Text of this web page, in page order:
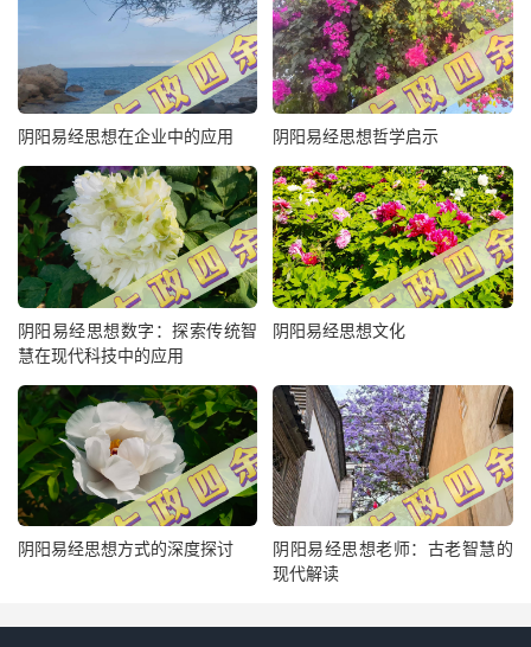
阴阳易经思想在企业中的应用 阴阳易经思想哲学启示
阴阳易经思想数字：探索传统智
慧在现代科技中的应用
阴阳易经思想文化
阴阳易经思想方式的深度探讨
阴阳易经思想老师：古老智慧的
现代解读